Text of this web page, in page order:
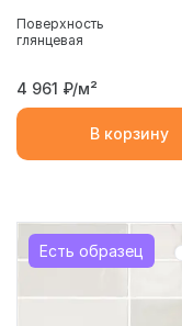
Поверхность
глянцевая
4 961 ₽/м²
В корзину
Есть образец